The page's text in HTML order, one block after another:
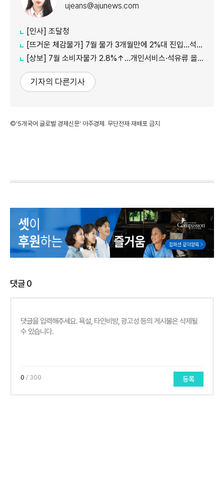
ujeans@ajunews.com
[인사] 조달청
[뜨거운 체감물가] 7월 물가 3개월만에 2%대 진입…석유류·서비스 상승세 여전
[상보] 7월 소비자물가 2.8%↑…개인서비스·석유류 올라
기자의 다른기사
©'5개국어 글로벌 경제신문' 아주경제. 무단전재·재배포 금지
댓글0
0 / 300 등록